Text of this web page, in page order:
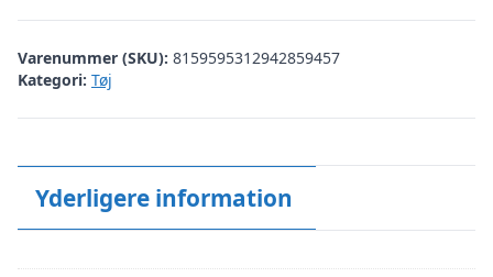
Varenummer (SKU): 8159595312942859457
Kategori: Tøj
Yderligere information